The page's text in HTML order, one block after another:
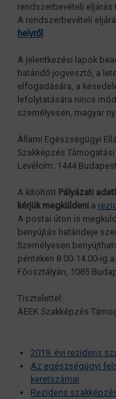
rendszerbevételi eljárás
A rendszerbevételi
helyről
A jelentkezési lapok
határidő jogvesztő, a
elfogadására, a
lefolytatására nincs
személyesen, magyar
Állami Egészségügyi
Szakképzés
Levélcím: 1444
A kitöltött Pályázati
kérjük megküldeni a
A postai úton is
benyújtás határideje
Személyesen
pénteken 8.00-14.00-ig
Főosztályán, 1085
Tisztelettel:
ÁEEK Szakképzés
2019. évi rezidens
Az egészségügyi
keretszámai
Rezidens